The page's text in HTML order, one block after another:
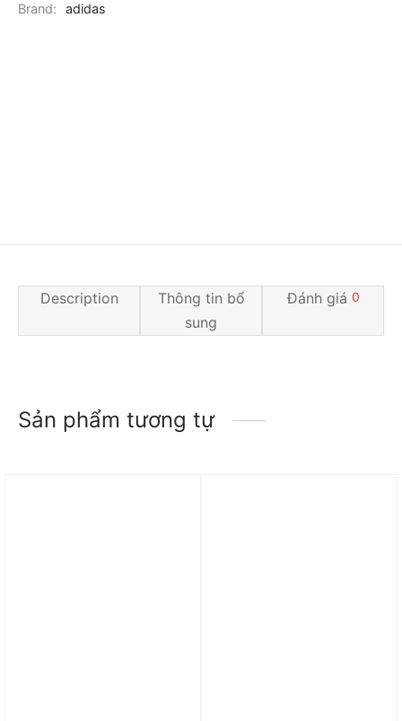
Brand:
adidas
Description
Thông tin bổ
sung
Đánh giá 0
Sản phẩm tương tự